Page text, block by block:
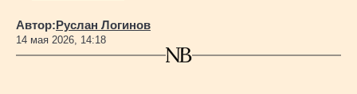
Люди
Автор:Руслан Логинов
14 мая 2026, 14:18